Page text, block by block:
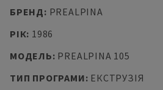
БРЕНД: PREALPINA
РІК: 1986
МОДЕЛЬ: PREALPINA 105
ТИП ПРОГРАМИ: ЕКСТРУЗІЯ